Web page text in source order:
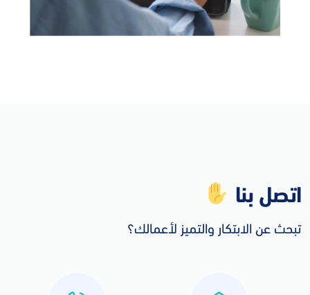
اتصل بنا
تبحث عن الابتكار والتميز لأعمالك؟